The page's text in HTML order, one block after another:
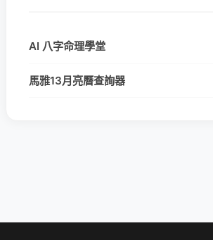
AI 八字命理學堂
馬雅13月亮曆查詢器